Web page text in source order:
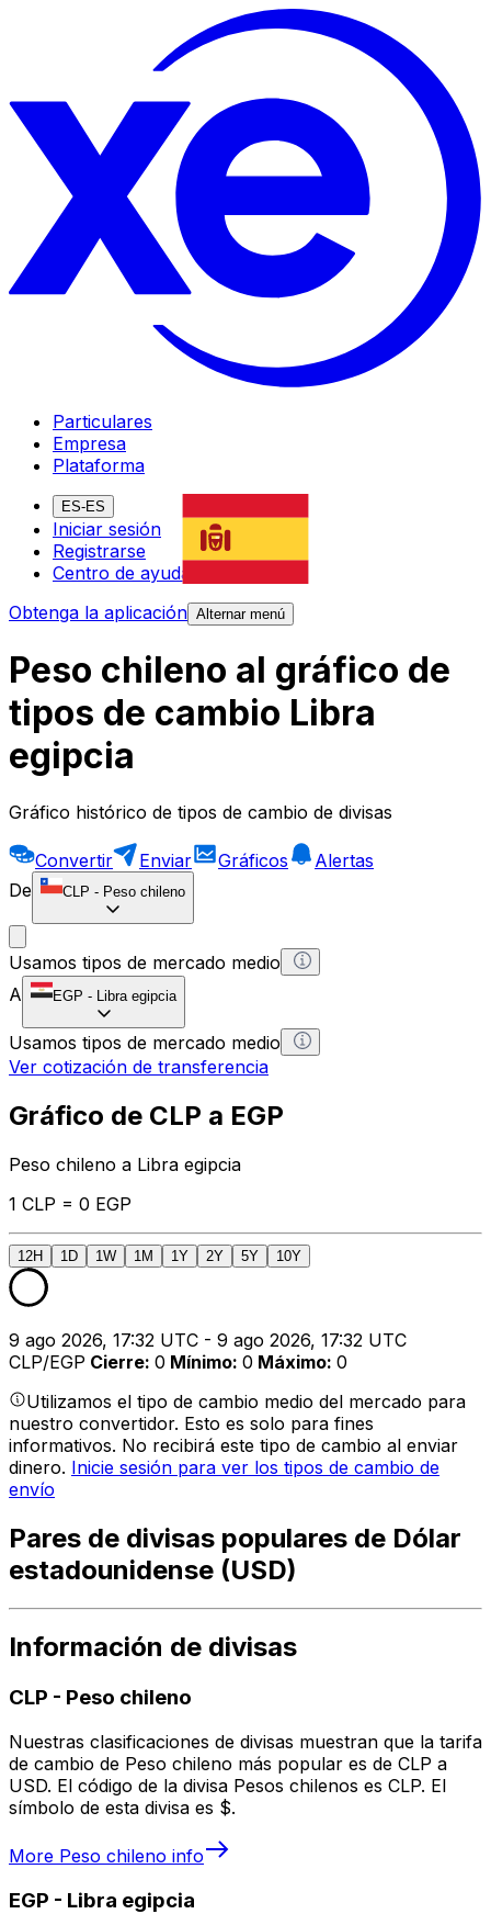
Particulares
Empresa
Plataforma
ES-ES
Iniciar sesión
Registrarse
Centro de ayuda
Obtenga la aplicación Alternar menú
Peso chileno al gráfico de
tipos de cambio Libra
egipcia
Gráfico histórico de tipos de cambio de divisas
Convertir Enviar Gráficos
Alertas
De
CLP - Peso chileno
Usamos tipos de mercado medio
A
EGP - Libra egipcia
Usamos tipos de mercado medio
Ver cotización de transferencia
Gráfico de CLP a EGP
Peso chileno a Libra egipcia
1 CLP = 0 EGP
12H 1D 1W 1M 1Y 2Y 5Y 10Y
9 ago 2026, 17:32 UTC - 9 ago 2026, 17:32 UTC
CLP/EGP Cierre: 0 Mínimo: 0 Máximo: 0
Utilizamos el tipo de cambio medio del mercado para
nuestro convertidor. Esto es solo para fines
informativos. No recibirá este tipo de cambio al enviar
dinero. Inicie sesión para ver los tipos de cambio de
envío
Pares de divisas populares de Dólar
estadounidense (USD)
Información de divisas
CLP - Peso chileno
Nuestras clasificaciones de divisas muestran que la tarifa
de cambio de Peso chileno más popular es de CLP a
USD. El código de la divisa Pesos chilenos es CLP. El
símbolo de esta divisa es $.
More Peso chileno info
EGP - Libra egipcia